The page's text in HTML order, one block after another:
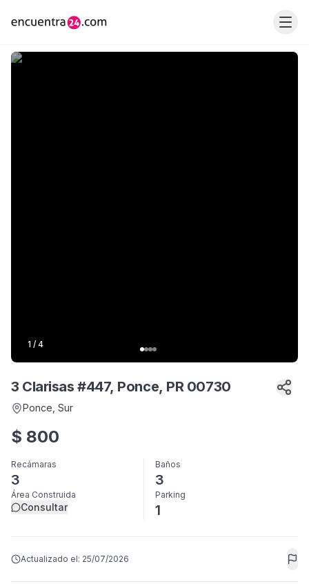
1 / 4
3 Clarisas #447, Ponce, PR 00730
Ponce , Sur
$ 800
Recámaras
3
Baños
3
Área Construida
Consultar
Parking
1
Actualizado el: 25/07/2026